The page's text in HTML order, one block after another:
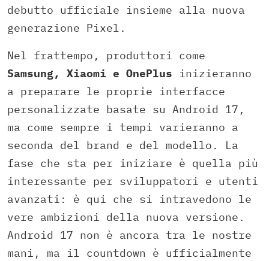
debutto ufficiale insieme alla nuova
generazione Pixel.
Nel frattempo, produttori come
Samsung, Xiaomi e OnePlus inizieranno
a preparare le proprie interfacce
personalizzate basate su Android 17,
ma come sempre i tempi varieranno a
seconda del brand e del modello. La
fase che sta per iniziare è quella più
interessante per sviluppatori e utenti
avanzati: è qui che si intravedono le
vere ambizioni della nuova versione.
Android 17 non è ancora tra le nostre
mani, ma il countdown è ufficialmente